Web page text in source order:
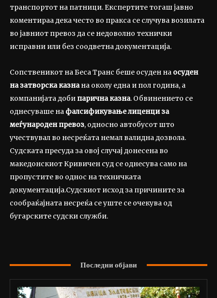
транспортот на патници. Експертите тогаш јавно
коментираа дека често во пракса се случува возилата
во јавниот превоз да се недоволно технички
исправни или без соодветна документација.
Сопственикот на Беса Транс беше осуден на осуден
на затворска казнана околу една и пол година, а
компанијата доби парична казна. Обвинението се
однесуваше на фалсификување лиценци за
меѓународен превоз, односно автобусот што
учествувал во несреќата немал валидна дозвола.
Судската пресуда за овој случај донесена во
македонскиот Кривичен суд се однесува само на
пропустите во однос на техничката
документација.Судскиот исход за причините за
сообраќајната несреќа се уште се очекува од
бугарските судски служби.
Последни објави